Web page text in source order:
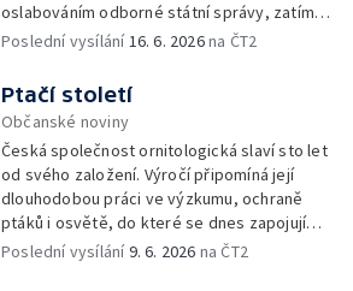
oslabováním odborné státní správy, zatímco
úředníkům přibývá práce na projektech,
ochranou přírody.
Poslední vysílání16. 6. 2026na ČT2
Ptačí století
Občanské noviny
Česká společnost ornitologická slaví sto let
od svého založení. Výročí připomíná její
dlouhodobou práci ve výzkumu, ochraně
ptáků i osvětě, do které se dnes zapojují
tisíce členů a dobrovolníků po celé
Poslední vysílání9. 6. 2026 na ČT2